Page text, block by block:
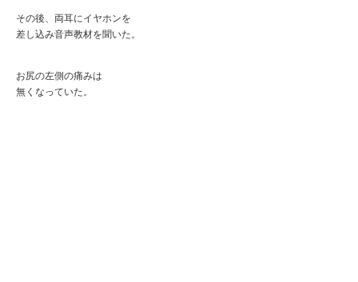
その後、両耳にイヤホンを
差し込み音声教材を聞いた。
お尻の左側の痛みは
無くなっていた。